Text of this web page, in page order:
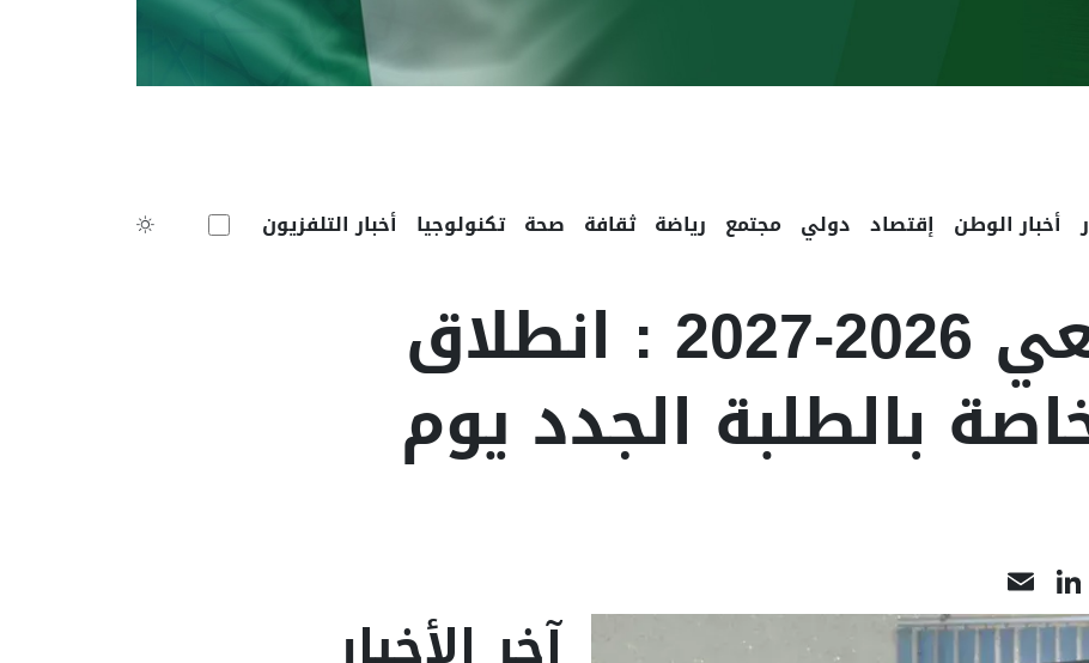
أخبار الوطن إقتصاد دولي مجتمع رياضة ثقافة صحة تكنولوجيا أخبار التلفزيون
الدخول الجامعي 2026-2027 : انطلاق
بالطلبة الجدد يوم
LinkedIn